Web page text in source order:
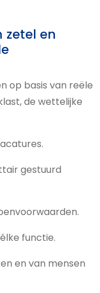
zetel en
op basis van reële
de wettelijke
gestuurd
functie.
en van mensen